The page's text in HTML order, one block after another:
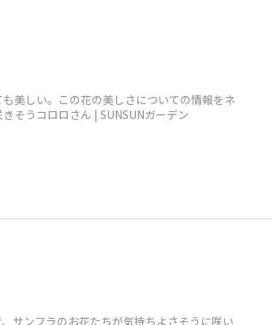
美しい。この花の美しさについての情報をネ
そうコロロさん | SUNSUNガーデン​
サンフラのお花たちが気持ちよさそうに咲い